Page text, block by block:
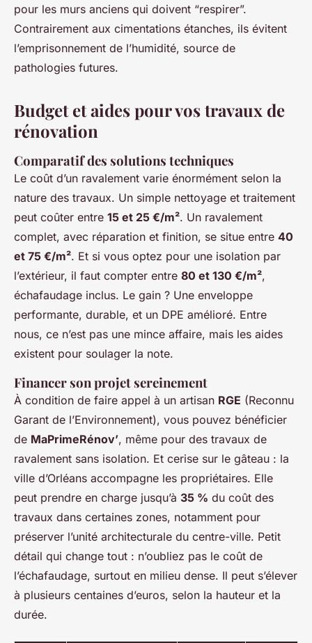
pour les murs anciens qui doivent “respirer”.
Contrairement aux cimentations étanches, ils évitent
l’emprisonnement de l’humidité, source de
pathologies futures.
Budget et aides pour vos travaux de
rénovation
Comparatif des solutions techniques
Le coût d’un ravalement varie énormément selon la
nature des travaux. Un simple nettoyage et traitement
peut coûter entre 15 et 25 €/m². Un ravalement
complet, avec réparation et finition, se situe entre 40
et 75 €/m². Et si vous optez pour une isolation par
l’extérieur, il faut compter entre 80 et 130 €/m²,
échafaudage inclus. Le gain ? Une enveloppe
performante, durable, et un DPE amélioré. Entre
nous, ce n’est pas une mince affaire, mais les aides
existent pour soulager la note.
Financer son projet sereinement
À condition de faire appel à un artisan RGE (Reconnu
Garant de l’Environnement), vous pouvez bénéficier
de MaPrimeRénov’, même pour des travaux de
ravalement sans isolation. Et cerise sur le gâteau : la
ville d’Orléans accompagne les propriétaires. Elle
peut prendre en charge jusqu’à 35 % du coût des
travaux dans certaines zones, notamment pour
préserver l’unité architecturale du centre-ville. Petit
détail qui change tout : n’oubliez pas le coût de
l’échafaudage, surtout en milieu dense. Il peut s’élever
à plusieurs centaines d’euros, selon la hauteur et la
durée.